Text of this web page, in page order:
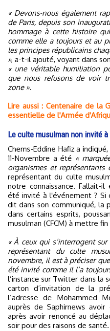
« Devons-nous également
de Paris, depuis son
hommage à cette histoire
comme elle a toujours et au
les principes républicains
», a-t-il ajouté, voyant dans son
« une véritable humiliation
que nous refusons de voir
zone ».
Lire aussi : Centenaire de la
essentielle de l'Armée
Le culte musulman non invité
Chems-Eddine Hafiz a indiqué, en outre, que la cérémonie du
11-Novembre a été «
organismes et représentants
représentant du culte
notre connaissance. Fallait-
été invité à l'événement ? Si
dit dans son communiqué, la
dans certains esprits,
musulman (CFCM) à mettre
« À ceux qui s’interrogent
représentant du culte
novembre, il est à préciser
été invité comme il l’a
l’instance sur Twitter dans la
carton d’invitation de la
l’adresse de Mohammed
auprès de Saphirnews
après avoir renoncé au
soir pour des raisons de santé.